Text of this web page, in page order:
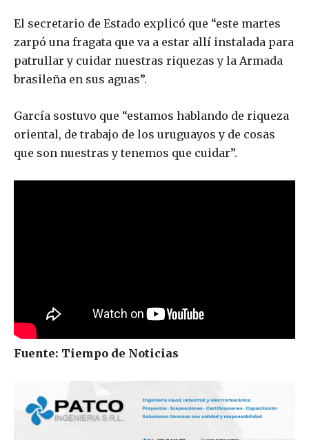
El secretario de Estado explicó que “este martes
zarpó una fragata que va a estar allí instalada para
patrullar y cuidar nuestras riquezas y la Armada
brasileña en sus aguas”.
García sostuvo que “estamos hablando de riqueza
oriental, de trabajo de los uruguayos y de cosas
que son nuestras y tenemos que cuidar”.
Fuente: Tiempo de Noticias